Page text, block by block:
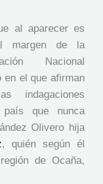
al aparecer es
margen de la
Nacional
en el que afirman
indagaciones
que nunca
Olivero hija
, quién según él
de Ocaña,